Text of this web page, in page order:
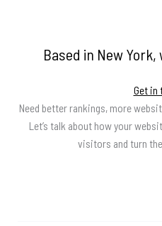
Based in New
Get in
Need better rankings, more
Let’s talk about how your
visitors and turn